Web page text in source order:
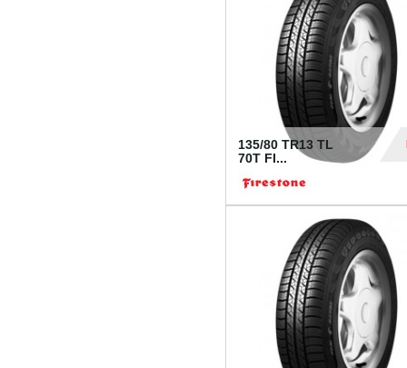
135/80 TR13 TL
70T FI...